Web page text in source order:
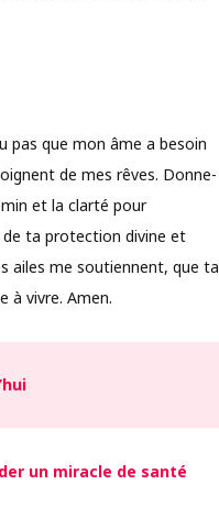
pas que mon âme a besoin
de mes rêves. Donne-
et la clarté pour
de ta protection divine et
ailes me soutiennent, que ta
à vivre. Amen.
un miracle de santé